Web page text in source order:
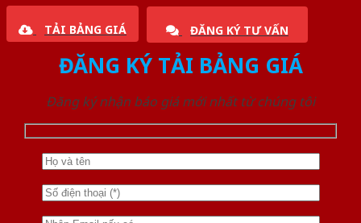
TẢI BẢNG GIÁ ĐĂNG KÝ TƯ VẤN
ĐĂNG KÝ TẢI BẢNG GIÁ
Đăng ký nhận báo giá mới nhất từ chúng tôi